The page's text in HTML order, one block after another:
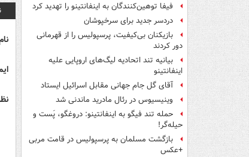
فیفا توهین‌کنندگان به اینفانتینو را تهدید کرد
دردسر جدید برای سرخپوشان
بازیکنان بی‌کیفیت، پرسپولیس را از قهرمانی
دور کردند
بیانیه تند اتحادیه لیگ‌های اروپایی علیه
اینفانتینو
آقای گل جام جهانی مقابل اسرائیل ایستاد
وینیسیوس در رئال مادرید ماندنی شد
حمله تند فیگو به اینفانتینو: دروغگو، پَست‌ و
حیله‌گر!
بازگشت مسلمان به پرسپولیس در قامت مربی
+عکس